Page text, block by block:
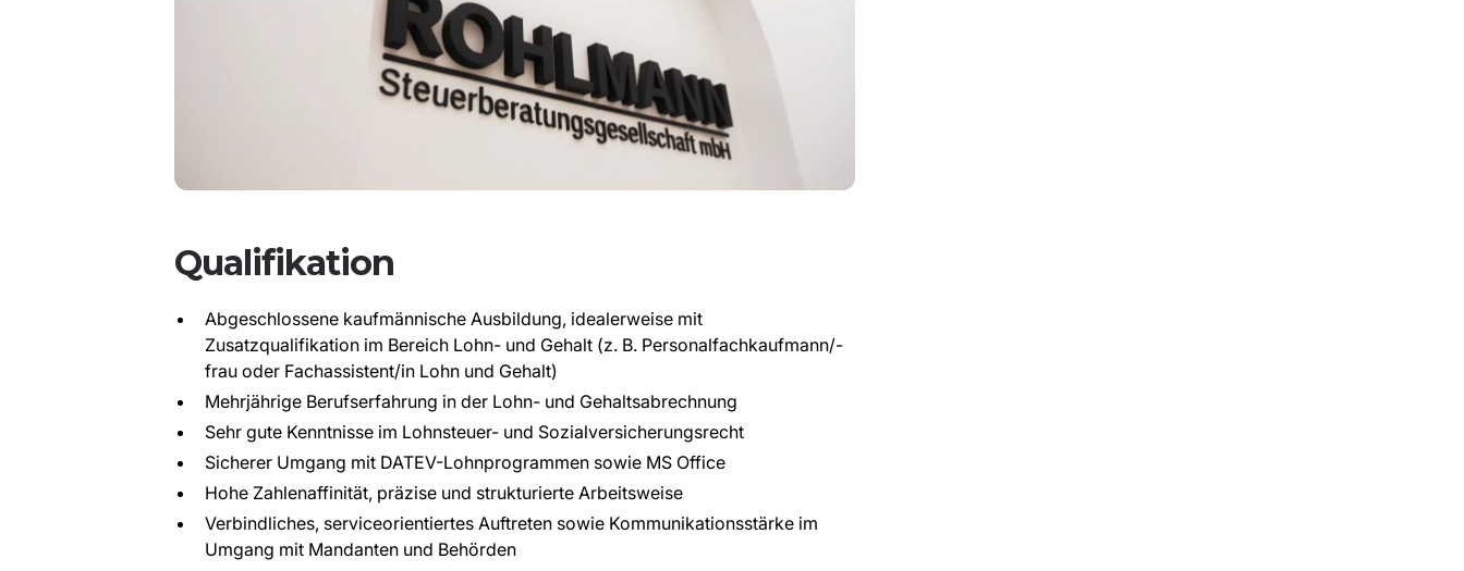
Qualifikation
Abgeschlossene kaufmännische Ausbildung, idealerweise mit
Zusatzqualifikation im Bereich Lohn- und Gehalt (z. B. Personalfachkaufmann/-
frau oder Fachassistent/in Lohn und Gehalt)
Mehrjährige Berufserfahrung in der Lohn- und Gehaltsabrechnung
Sehr gute Kenntnisse im Lohnsteuer- und Sozialversicherungsrecht
Sicherer Umgang mit DATEV-Lohnprogrammen sowie MS Office
Hohe Zahlenaffinität, präzise und strukturierte Arbeitsweise
Verbindliches, serviceorientiertes Auftreten sowie Kommunikationsstärke im
Umgang mit Mandanten und Behörden